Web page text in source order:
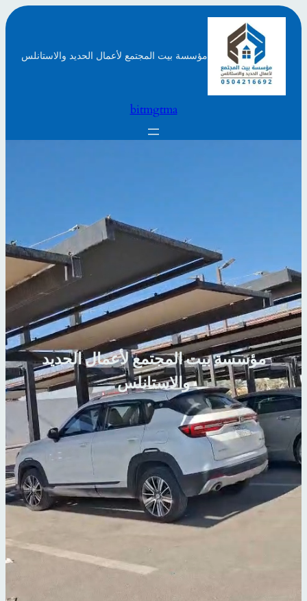
تخطى
إلى
المحتوى
مؤسسة بيت المجتمع لأعمال الحديد والاستانلس
bitmgtma
مؤسسة بيت المجتمع لأعمال الحديد
والاستانلس